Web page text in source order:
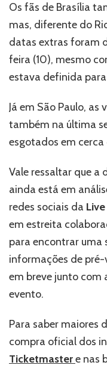
Os fãs de Brasília
mas, diferente do
datas extras foram
feira (10), mesmo
estava definida
Já em São Paulo, as
também na última
esgotados em
Vale ressaltar que a
ainda está em
redes sociais da
em estreita
para encontrar uma
informações de
em breve junto com
evento.
Para saber maiores
compra oficial dos
Ticketmastere nas